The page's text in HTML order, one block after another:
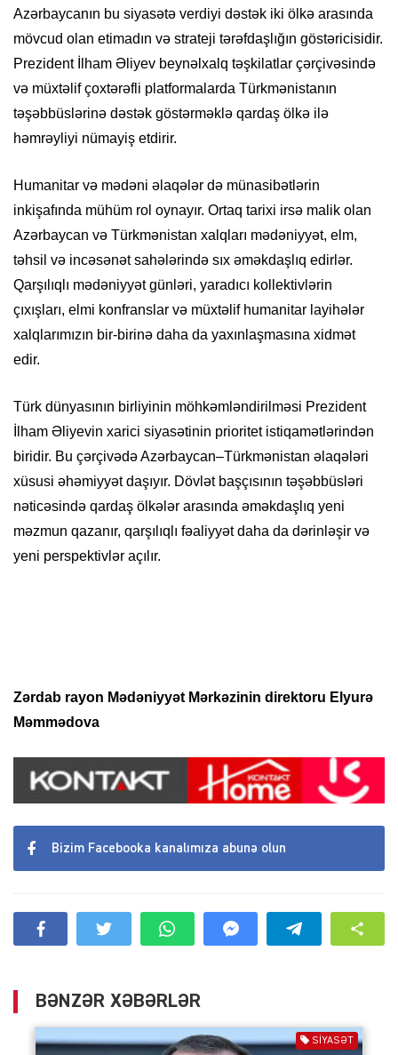
Azərbaycanın bu siyasətə verdiyi dəstək iki ölkə arasında
mövcud olan etimadın və strateji tərəfdaşlığın göstəricisidir.
Prezident İlham Əliyev beynəlxalq təşkilatlar çərçivəsində
və müxtəlif çoxtərəfli platformalarda Türkmənistanın
təşəbbüslərinə dəstək göstərməklə qardaş ölkə ilə
həmrəyliyi nümayiş etdirir.
Humanitar və mədəni əlaqələr də münasibətlərin
inkişafında mühüm rol oynayır. Ortaq tarixi irsə malik olan
Azərbaycan və Türkmənistan xalqları mədəniyyət, elm,
təhsil və incəsənət sahələrində sıx əməkdaşlıq edirlər.
Qarşılıqlı mədəniyyət günləri, yaradıcı kollektivlərin
çıxışları, elmi konfranslar və müxtəlif humanitar layihələr
xalqlarımızın bir-birinə daha da yaxınlaşmasına xidmət
edir.
Türk dünyasının birliyinin möhkəmləndirilməsi Prezident
İlham Əliyevin xarici siyasətinin prioritet istiqamətlərindən
biridir. Bu çərçivədə Azərbaycan–Türkmənistan əlaqələri
xüsusi əhəmiyyət daşıyır. Dövlət başçısının təşəbbüsləri
nəticəsində qardaş ölkələr arasında əməkdaşlıq yeni
məzmun qazanır, qarşılıqlı fəaliyyət daha da dərinləşir və
yeni perspektivlər açılır.
Zərdab rayon Mədəniyyət Mərkəzinin direktoru Elyurə
Məmmədova
Bizim Facebooka kanalımıza abunə olun
BƏNZƏR XƏBƏRLƏR
SIYASƏT